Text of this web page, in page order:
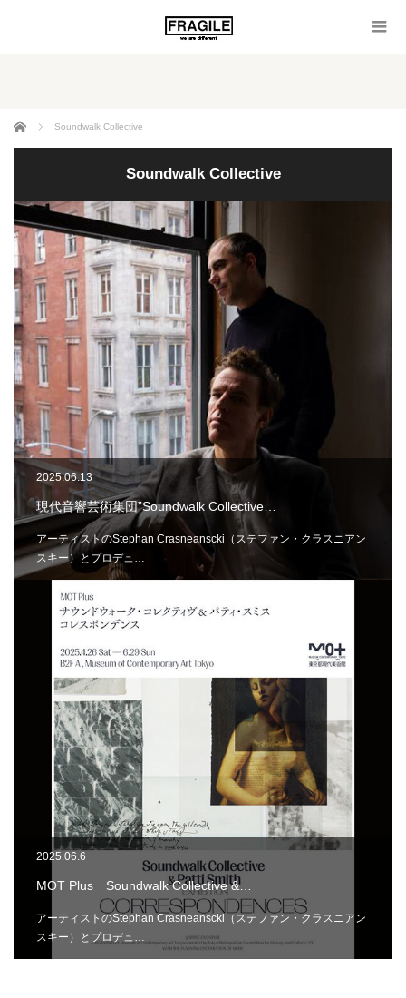
ホーム Soundwalk Collective
Soundwalk Collective
2025.06.13
現代音響芸術集団”Soundwalk Collective…
アーティストのStephan Crasneanscki（ステファン・クラスニアン
スキー）とプロデュ…
2025.06.6
MOT Plus Soundwalk Collective &…
アーティストのStephan Crasneanscki（ステファン・クラスニアン
スキー）とプロデュ…